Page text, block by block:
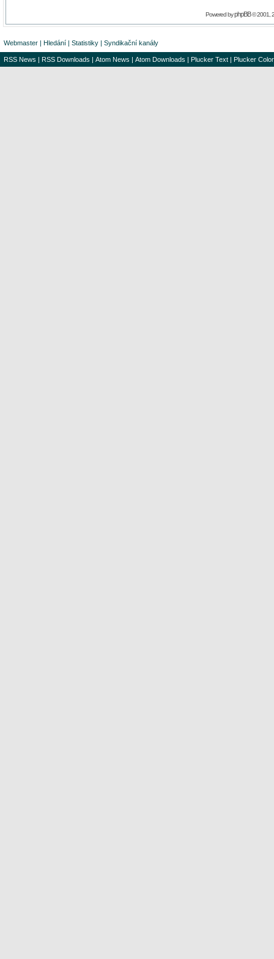
Powered byphpBB© 2001,
Webmaster | Hledání | Statistiky | Syndikační kanály
RSS News | RSS Downloads | Atom News | Atom Downloads | Plucker Text | Plucker Color